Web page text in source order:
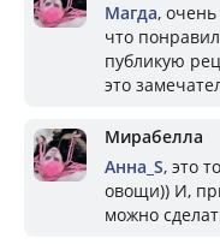
Магда,
что
публикую
это
Мирабелла
Анна_S, это
овощи)) И,
можно